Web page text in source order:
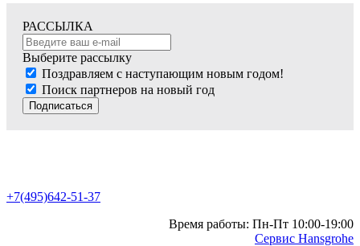
РАССЫЛКА
Выберите рассылку
Поздравляем с наступающим новым годом!
Поиск партнеров на новый год
Подписаться
+7(495)642-51-37
Время работы: Пн-Пт 10:00-19:00
Сервис Hansgrohe